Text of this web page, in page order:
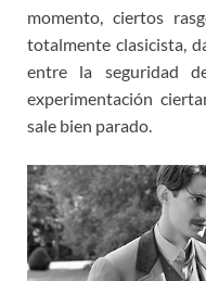
momento, ciertos
totalmente clasicista,
entre la seguridad
experimentación
sale bien parado.